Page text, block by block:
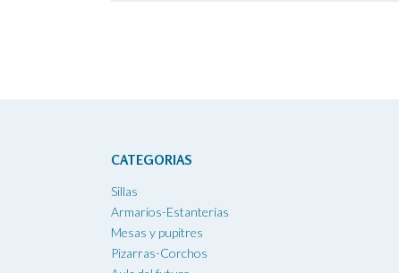
CATEGORIAS
Sillas
Armarios-Estanterías
Mesas y pupitres
Pizarras-Corchos